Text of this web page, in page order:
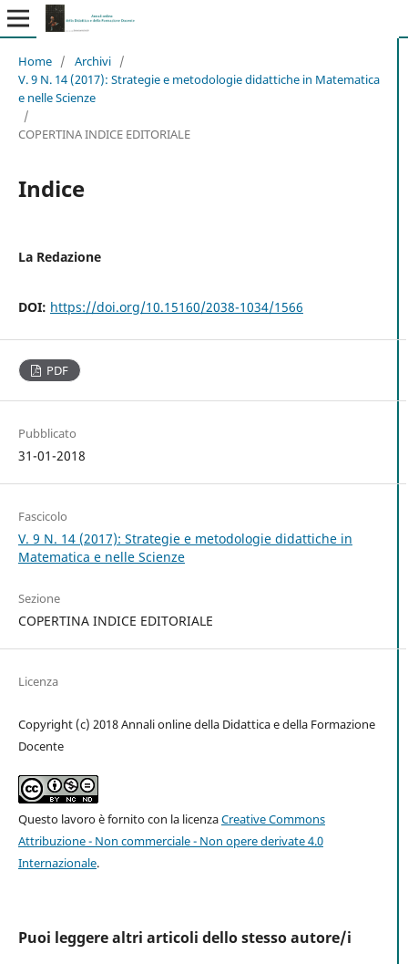
Home / Archivi /
V. 9 N. 14 (2017): Strategie e metodologie didattiche in Matematica
e nelle Scienze
/
COPERTINA INDICE EDITORIALE
Indice
La Redazione
DOI: https://doi.org/10.15160/2038-1034/1566
PDF
Pubblicato
31-01-2018
Fascicolo
V. 9 N. 14 (2017): Strategie e metodologie didattiche in
Matematica e nelle Scienze
Sezione
COPERTINA INDICE EDITORIALE
Licenza
Copyright (c) 2018 Annali online della Didattica e della Formazione
Docente
Questo lavoro è fornito con la licenzaCreative Commons
Attribuzione - Non commerciale - Non opere derivate 4.0
Internazionale.
Puoi leggere altri articoli dello stesso autore/i